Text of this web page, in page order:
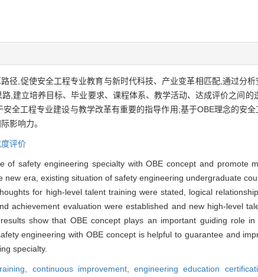
径,促使安全工程专业教育与新时代科技、产业变革相匹配,通过分
,建立培养目标、毕业要求、课程体系、教学活动、达成评价之间的
全工程专业建设与教学改革有重要的指导作用;基于OBE理念的安
影响力。
评价
safety engineering specialty with OBE concept and promote
era, existing situation of safety engineering undergraduate
for high-level talent training were stated, logical
achievement evaluation were established and new high-level
show that OBE concept plays an important guiding role in
engineering with OBE concept is helpful to guarantee and
specialty.
continuous improvement,engineering education